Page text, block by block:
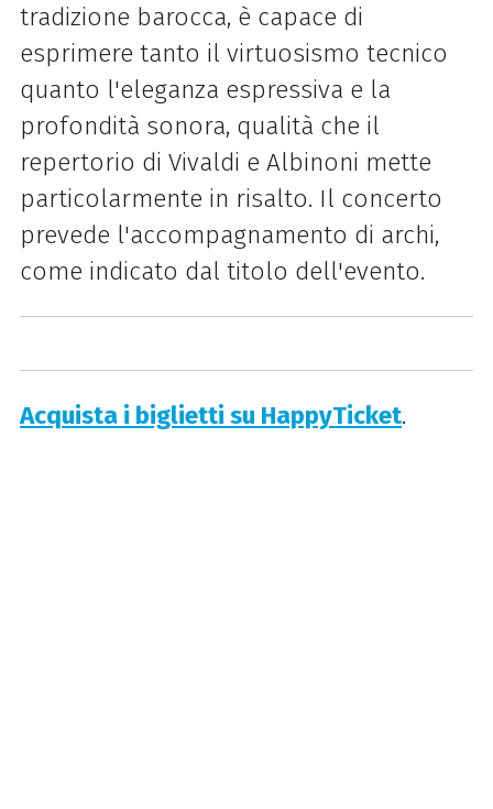
tradizione barocca, è capace di
esprimere tanto il virtuosismo tecnico
quanto l'eleganza espressiva e la
profondità sonora, qualità che il
repertorio di Vivaldi e Albinoni mette
particolarmente in risalto. Il concerto
prevede l'accompagnamento di archi,
come indicato dal titolo dell'evento.
Acquista i biglietti su HappyTicket.